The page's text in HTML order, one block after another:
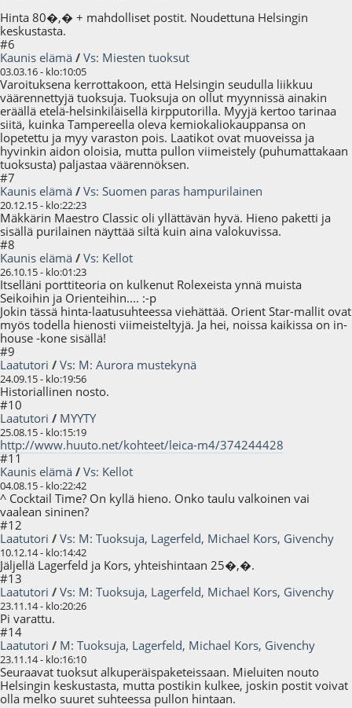
Hinta 80�,� + mahdolliset postit. Noudettuna Helsingin
keskustasta.
#6
Kaunis elämä / Vs: Miesten tuoksut
03.03.16 - klo:10:05
Varoituksena kerrottakoon, että Helsingin seudulla liikkuu
väärennettyjä tuoksuja. Tuoksuja on ollut myynnissä ainakin
eräällä etelä-helsinkiläisellä kirpputorilla. Myyjä kertoo tarinaa
siitä, kuinka Tampereella oleva kemiokaliokauppansa on
lopetettu ja myy varaston pois. Laatikot ovat muoveissa ja
hyvinkin aidon oloisia, mutta pullon viimeistely (puhumattakaan
tuoksusta) paljastaa väärennöksen.
#7
Kaunis elämä / Vs: Suomen paras hampurilainen
20.12.15 - klo:22:23
Mäkkärin Maestro Classic oli yllättävän hyvä. Hieno paketti ja
sisällä purilainen näyttää siltä kuin aina valokuvissa.
#8
Kaunis elämä / Vs: Kellot
26.10.15 - klo:01:23
Itselläni porttiteoria on kulkenut Rolexeista ynnä muista
Seikoihin ja Orienteihin.... :-p
Jokin tässä hinta-laatusuhteessa viehättää. Orient Star-mallit ovat
myös todella hienosti viimeisteltyjä. Ja hei, noissa kaikissa on in-
house -kone sisällä!
#9
Laatutori / Vs: M: Aurora mustekynä
24.09.15 - klo:19:56
Historiallinen nosto.
#10
Laatutori / MYYTY
25.08.15 - klo:15:19
http://www.huuto.net/kohteet/leica-m4/374244428
#11
Kaunis elämä / Vs: Kellot
04.08.15 - klo:22:42
^ Cocktail Time? On kyllä hieno. Onko taulu valkoinen vai
vaalean sininen?
#12
Laatutori / Vs: M: Tuoksuja, Lagerfeld, Michael Kors, Givenchy
10.12.14 - klo:14:42
Jäljellä Lagerfeld ja Kors, yhteishintaan 25�,�.
#13
Laatutori / Vs: M: Tuoksuja, Lagerfeld, Michael Kors, Givenchy
23.11.14 - klo:20:26
Pi varattu.
#14
Laatutori / M: Tuoksuja, Lagerfeld, Michael Kors, Givenchy
23.11.14 - klo:16:10
Seuraavat tuoksut alkuperäispaketeissaan. Mieluiten nouto
Helsingin keskustasta, mutta postikin kulkee, joskin postit voivat
olla melko suuret suhteessa pullon hintaan.